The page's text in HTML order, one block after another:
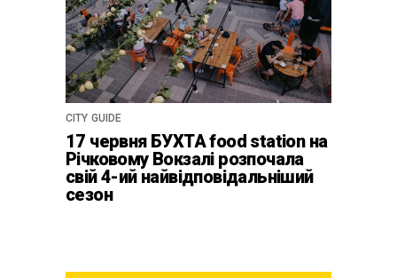
CITY GUIDE
17 червня БУХТА food station на
Річковому Вокзалі розпочала
свій 4-ий найвідповідальніший
сезон